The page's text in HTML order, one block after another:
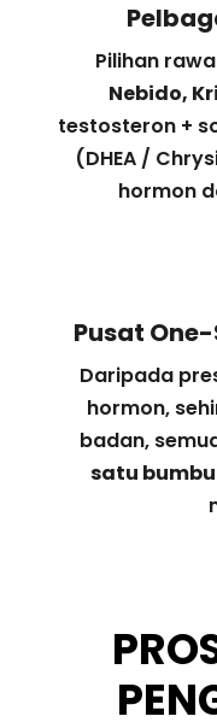
Pilihan
Nebido,
testosteron +
(DHEA /
hormon
Pusat
Daripada
hormon,
badan,
satu